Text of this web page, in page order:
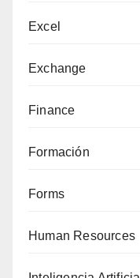
Excel
Exchange
Finance
Formación
Forms
Human Resources